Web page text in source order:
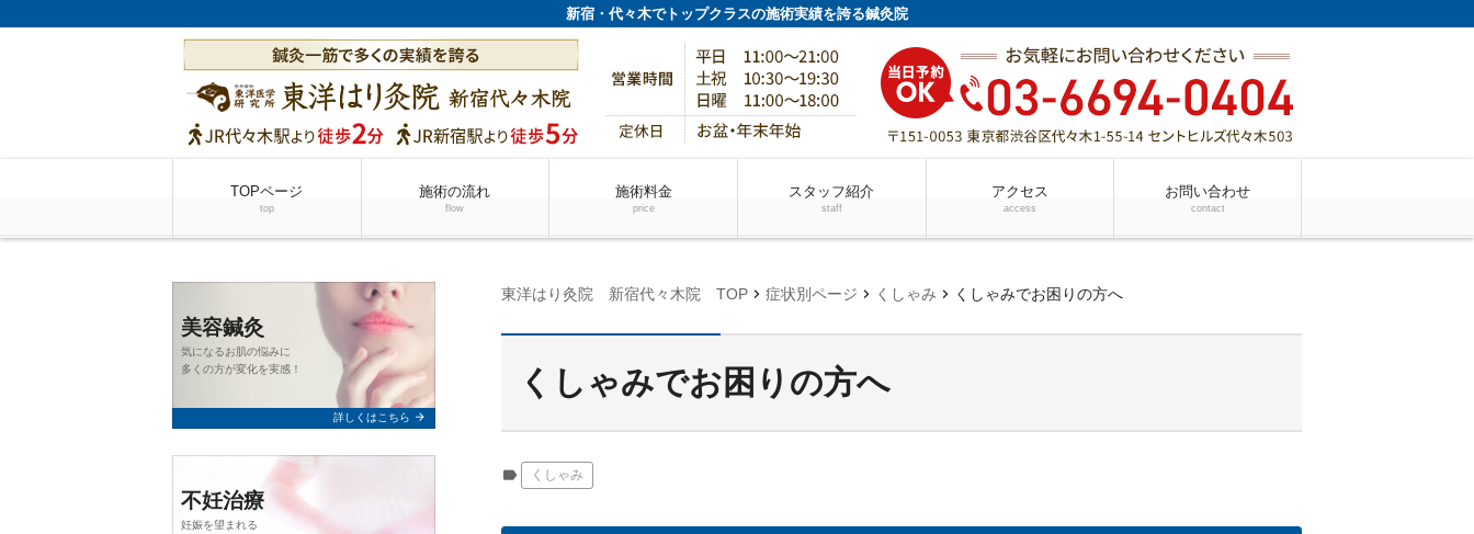
新宿・代々木でトップクラスの施術実績を誇る鍼灸院
TOPページ
top
施術の流れ
flow
施術料金
price
スタッフ紹介
staff
アクセス
access
お問い合わせ
contact
東洋はり灸院 新宿代々木院 TOP chevron_right 症状別ページ chevron_right くしゃみ chevron_right くしゃみでお困りの方へ
くしゃみでお困りの方へ
label くしゃみ
美容鍼灸
気になるお肌の悩みに
多くの方が変化を実感！
詳しくはこちら arrow_forward
不妊治療
妊娠を望まれる